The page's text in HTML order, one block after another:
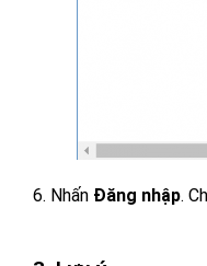
6. Nhấn Đăng nhập.